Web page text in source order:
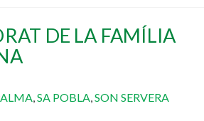
DE LA FAMÍLIA
,SA POBLA,SON SERVERA